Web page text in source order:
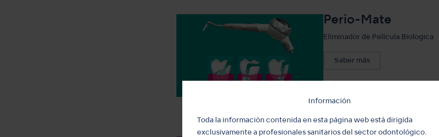
Información
Toda la información contenida en esta página web está dirigida
exclusivamente a profesionales sanitarios del sector odontológico.
Perio-Mate
Eliminador de Película Biologica
Saber más